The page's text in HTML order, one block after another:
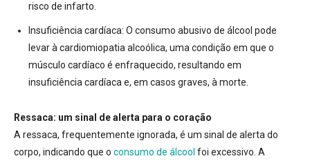
risco de infarto.
Insuficiência cardíaca: O consumo abusivo de álcool pode
levar à cardiomiopatia alcoólica, uma condição em que o
músculo cardíaco é enfraquecido, resultando em
insuficiência cardíaca e, em casos graves, à morte.
Ressaca: um sinal de alerta para o coração
A ressaca, frequentemente ignorada, é um sinal de alerta do
corpo, indicando que o consumo de álcool foi excessivo. A